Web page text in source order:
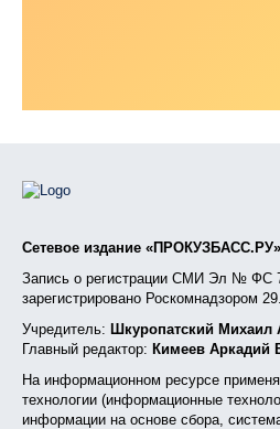
Сетевое издание «ПРОКУЗБАСС.РУ»
Запись о регистрации СМИ Эл № ФС
зарегистрировано Роскомнадзором
Учредитель: Шкуропатский Михаил
Главный редактор: Кимеев Аркадий
На информационном ресурсе
технологии (информационные
информации на основе сбора,